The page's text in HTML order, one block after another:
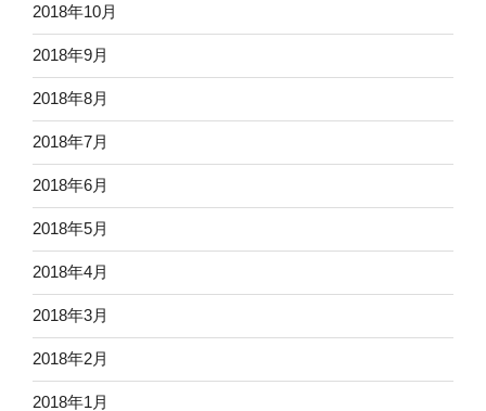
2018年10月
2018年9月
2018年8月
2018年7月
2018年6月
2018年5月
2018年4月
2018年3月
2018年2月
2018年1月